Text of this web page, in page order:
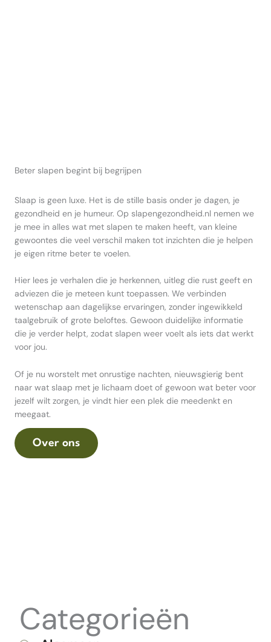
Beter slapen begint bij begrijpen
Slaap is geen luxe. Het is de stille basis onder je dagen, je
gezondheid en je humeur. Op slapengezondheid.nl nemen we
je mee in alles wat met slapen te maken heeft, van kleine
gewoontes die veel verschil maken tot inzichten die je helpen
je eigen ritme beter te voelen.
Hier lees je verhalen die je herkennen, uitleg die rust geeft en
adviezen die je meteen kunt toepassen. We verbinden
wetenschap aan dagelijkse ervaringen, zonder ingewikkeld
taalgebruik of grote beloftes. Gewoon duidelijke informatie
die je verder helpt, zodat slapen weer voelt als iets dat werkt
voor jou.
Of je nu worstelt met onrustige nachten, nieuwsgierig bent
naar wat slaap met je lichaam doet of gewoon wat beter voor
jezelf wilt zorgen, je vindt hier een plek die meedenkt en
meegaat.
Over ons
Categorieën